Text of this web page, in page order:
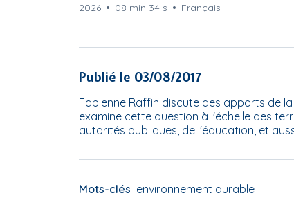
2026
08 min 34 s Français
Publié le 03/08/2017
Fabienne Raffin discute des apports de
examine cette question à l'échelle des
autorités publiques, de l'éducation, et
Mots-clés environnement durable